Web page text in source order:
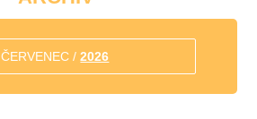
ČERVENEC /2026